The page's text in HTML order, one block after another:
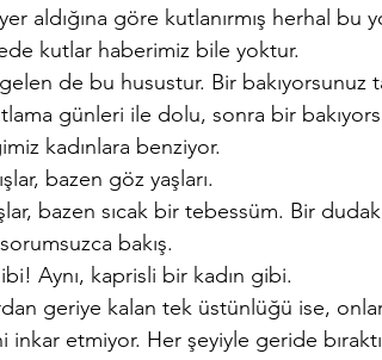
aldığına göre kutlanırmış herhal bu
kutlar haberimiz bile yoktur.
de bu husustur. Bir bakıyorsunuz
günleri ile dolu, sonra bir
kadınlara benziyor.
bazen göz yaşları.
bazen sıcak bir tebessüm. Bir
bakış.
Aynı, kaprisli bir kadın gibi.
geriye kalan tek üstünlüğü ise, onlar
etmiyor. Her şeyiyle geride